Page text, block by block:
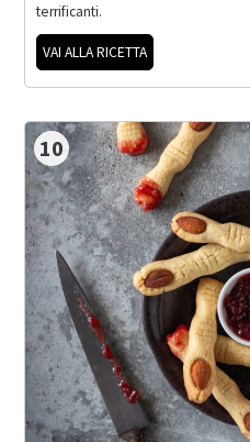
terrificanti.
VAI ALLA RICETTA
10